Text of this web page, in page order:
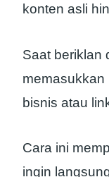
konten asli
Saat beriklan
memasukkan
bisnis atau
Cara ini
ingin